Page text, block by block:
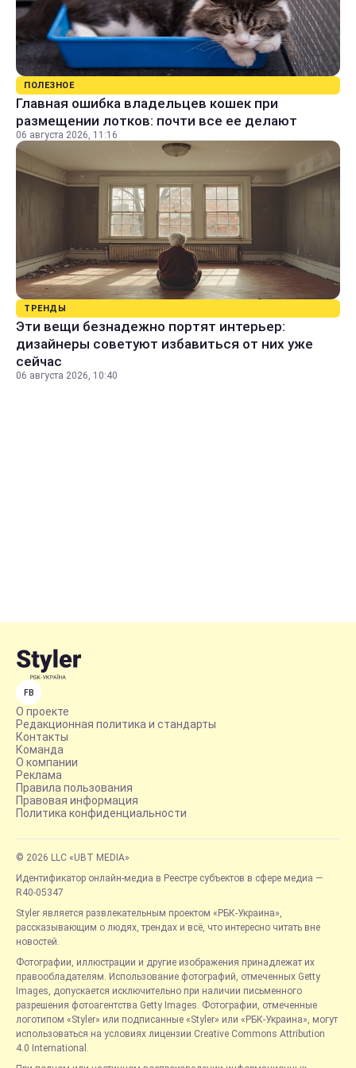
ПОЛЕЗНОЕ
Главная ошибка владельцев кошек при
размещении лотков: почти все ее делают
06 августа 2026, 11:16
ТРЕНДЫ
Эти вещи безнадежно портят интерьер:
дизайнеры советуют избавиться от них уже
сейчас
06 августа 2026, 10:40
FB
О проекте
Редакционная политика и стандарты
Контакты
Команда
О компании
Реклама
Правила пользования
Правовая информация
Политика конфиденциальности
© 2026 LLC «UBT MEDIA»
Идентификатор онлайн-медиа в Реестре субъектов в сфере медиа —
R40-05347
Styler является развлекательным проектом «РБК-Украина»,
рассказывающим о людях, трендах и всё, что интересно читать вне
новостей.
Фотографии, иллюстрации и другие изображения принадлежат их
правообладателям. Использование фотографий, отмеченных Getty
Images, допускается исключительно при наличии письменного
разрешения фотоагентства Getty Images. Фотографии, отмеченные
логотипом «Styler» или подписанные «Styler» или «РБК-Украина», могут
использоваться на условиях лицензии Creative Commons Attribution
4.0 International.